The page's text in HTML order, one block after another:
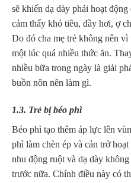
sẽ khiến dạ dày phải hoạt
cảm thấy khó tiêu, đầy hơi, ợ
Do đó cha mẹ trẻ không nên vì
một lúc quá nhiều thức ăn.
nhiều bữa trong ngày là giải
buồn nôn nên làm gì.
1.3. Trẻ bị béo phì
Béo phì tạo thêm áp lực lên
phì làm chèn ép và cản trở
nhu động ruột và dạ dày
trước nữa. Chính điều này có